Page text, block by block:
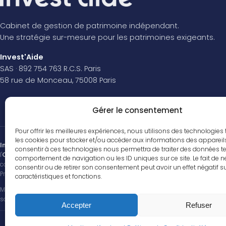
Gérer le consentement
Pour offrir les meilleures expériences, nous utilisons des technologies
les cookies pour stocker et/ou accéder aux informations des
consentir à ces technologies nous permettra de traiter des données
comportement de navigation ou les ID uniques sur ce site. Le fait de
consentir ou de retirer son consentement peut avoir un effet négatif
caractéristiques et fonctions.
Accepter Refuser
Cabinet de gestion de patrimoine indépendant.
Une stratégie sur-mesure pour les patrimoines exigeants.
Invest'Aide
SAS · 892 754 763 R.C.S. Paris
58 rue de Monceau, 75008 Paris
Invest'Aide est un cabinet de gestion de patrimoine. Conseiller en
l'ORIAS sous le n° 21001101 www.orias.fr ) au titre du courtage en assurance,
carte professionnelle « Transactions sur immeubles et fonds de commerce »
Professionnelle et garantie financière :
Médiateur de la consommation compétent : conformément aux articles
saisir le
Vos cookies
Nous utilisons des cookies pour améliorer votre
cookies à tout moment.
Refuser Accepter